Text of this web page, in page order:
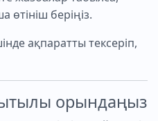
беріңіз.
ақпаратты тексеріп,
орындаңыз